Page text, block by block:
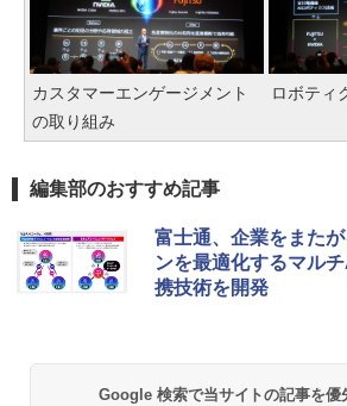
カスタマーエンゲージメント
の取り組み
ロボティ
編集部のおすすめ記事
富士通、企業をまた
ンを最適化するマル
携技術を開発
Google 検索で当サイトの記事を優